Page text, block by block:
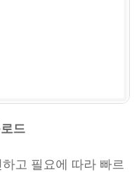
드
고 필요에 따라 빠르